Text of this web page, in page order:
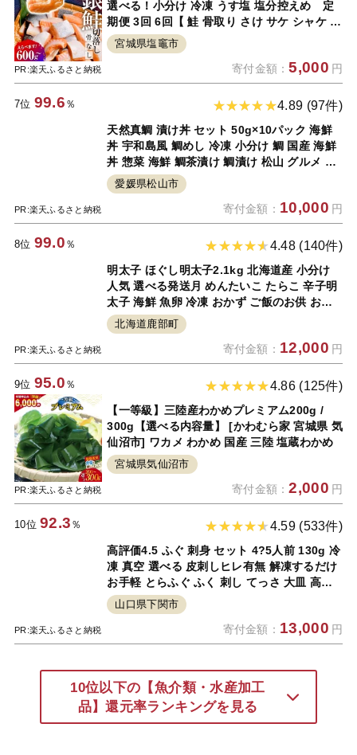
PR:楽天ふるさと納税
選べる！小分け 冷凍 うす塩 塩分控えめ 定
期便 3回 6回【 鮭 骨取り さけ サケ シャケ 塩
鮭 塩さけ 魚 おかず 骨抜き 切り身 海産物 魚
介 家庭用 サーモン 銀鮭切り身 塩釜水産食品
宮城県塩竈市
寄付金額：5,000 円
7位 99.6 ％
PR:楽天ふるさと納税
4.89 (97件)
天然真鯛 漬け丼 セット 50g×10パック 海鮮
丼 宇和島風 鯛めし 冷凍 小分け 鯛 国産 海鮮
丼 惣菜 海鮮 鯛茶漬け 鯛漬け 松山 グルメ 魚
真鯛 切り身
愛媛県松山市
寄付金額： 10,000 円
8位 99.0 ％
PR:楽天ふるさと納税
4.48 (140件)
明太子 ほぐし明太子2.1kg 北海道産 小分け
人気 選べる発送月 めんたいこ たらこ 辛子明
太子 海鮮 魚卵 冷凍 おかず ご飯のお供 お中
元 ギフト 送料無料
北海道鹿部町
寄付金額： 12,000 円
9位 95.0 ％
PR:楽天ふるさと納税
4.86 (125件)
【一等級】三陸産わかめプレミアム200g /
300g【選べる内容量】 [かわむら家 宮城県 気
仙沼市] ワカメ わかめ 国産 三陸 塩蔵わかめ
宮城県気仙沼市
寄付金額：2,000 円
10位92.3 ％
PR:楽天ふるさと納税
4.59 (533件)
高評価4.5 ふぐ 刺身 セット 4?5人前 130g 冷
凍 真空 選べる 皮刺しヒレ有無 解凍するだけ
お手軽 とらふぐ ふく 刺し てっさ 大皿 高級
鮮魚 魚介 新鮮 刺し身 本場 下関 限定 フグ刺
し 冬 人気 発送時期が選べる 吉田水産 ギフト
贈答 プレゼント 父の日
山口県下関市
寄付金額： 13,000 円
10位以下の【魚介類・水産加工
品】還元率ランキングを見る